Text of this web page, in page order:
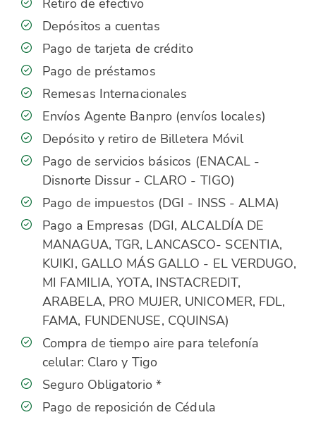
Retiro de efectivo
Depósitos a cuentas
Pago de tarjeta de crédito
Pago de préstamos
Remesas Internacionales
Envíos Agente Banpro (envíos locales)
Depósito y retiro de Billetera Móvil
Pago de servicios básicos (ENACAL -
Disnorte Dissur - CLARO - TIGO)
Pago de impuestos (DGI - INSS - ALMA)
Pago a Empresas (DGI, ALCALDÍA DE
MANAGUA, TGR, LANCASCO- SCENTIA,
KUIKI, GALLO MÁS GALLO - EL VERDUGO,
MI FAMILIA, YOTA, INSTACREDIT,
ARABELA, PRO MUJER, UNICOMER, FDL,
FAMA, FUNDENUSE, CQUINSA)
Compra de tiempo aire para telefonía
celular: Claro y Tigo
Seguro Obligatorio *
Pago de reposición de Cédula